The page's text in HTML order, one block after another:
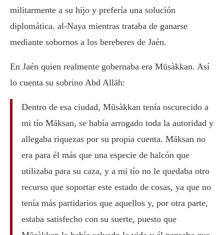
militarmente a su hijo y prefería una solución
diplomática. al-Naya mientras trataba de ganarse
mediante sobornos a los bereberes de Jaén.
En Jaén quien realmente gobernaba era Mūsàkkan. Así
lo cuenta su sobrino Abd Allāh:
Dentro de esa ciudad, Mūsàkkan tenía oscurecido a
mi tío Māksan, se había arrogado toda la autoridad y
allegaba riquezas por su propia cuenta. Māksan no
era para él más que una especie de halcón que
utilizaba para su caza, y a mi tío no le quedaba otro
recurso que soportar este estado de cosas, ya que no
tenía más partidarios que aquellos y, por otra parte,
estaba satisfecho con su suerte, puesto que